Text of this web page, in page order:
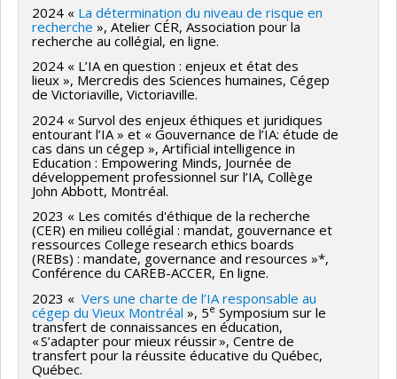
2024 « La détermination du niveau de risque en
recherche », Atelier CÉR, Association pour la
recherche au collégial, en ligne.
2024 « L’IA en question : enjeux et état des
lieux », Mercredis des Sciences humaines, Cégep
de Victoriaville, Victoriaville.
2024 « Survol des enjeux éthiques et juridiques
entourant l’IA » et « Gouvernance de l’IA: étude de
cas dans un cégep », Artificial intelligence in
Education : Empowering Minds, Journée de
développement professionnel sur l’IA, Collège
John Abbott, Montréal.
2023 « Les comités d'éthique de la recherche
(CER) en milieu collégial : mandat, gouvernance et
ressources College research ethics boards
(REBs) : mandate, governance and resources »*,
Conférence du CAREB-ACCER, En ligne.
2023 « Vers une charte de l’IA responsable au
cégep du Vieux Montréal », 5e Symposium sur le
transfert de connaissances en éducation,
« S’adapter pour mieux réussir », Centre de
transfert pour la réussite éducative du Québec,
Québec.